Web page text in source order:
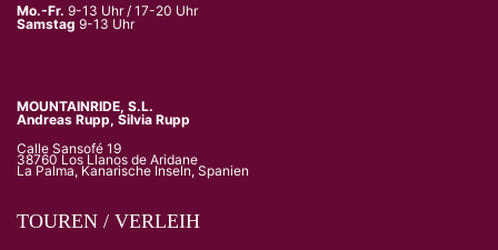
Mo.-Fr. 9-13 Uhr / 17-20 Uhr
Samstag 9-13 Uhr
MOUNTAINRIDE, S.L.
Andreas Rupp, Silvia Rupp
Calle Sansofé 19
38760 Los Llanos de Aridane
La Palma, Kanarische Inseln, Spanien
TOUREN / VERLEIH